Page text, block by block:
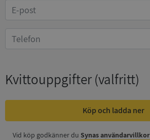
Kvittouppgifter(valfritt)
Köp och ladda ner
Vid köp godkänner du Synas användarvillkor